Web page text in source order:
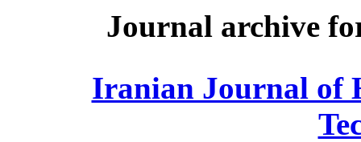
Journal archive
Iranian Journal of